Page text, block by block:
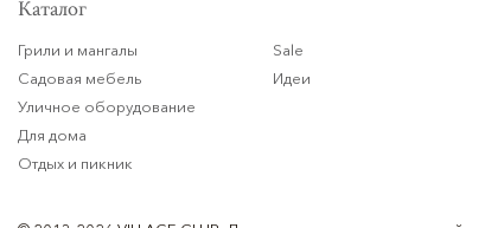
Каталог
Грили и мангалы
Садовая мебель
Уличное оборудование
Для дома
Отдых и пикник
Sale
Идеи